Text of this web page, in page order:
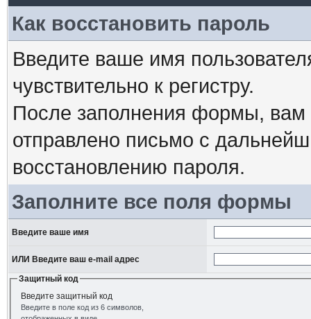
Как восстановить пароль
Введите ваше имя
чувствительно к регистру.
После заполнения формы, вам
отправлено письмо с
восстановлению пароля.
Заполните все поля формы
Введите ваше имя
ИЛИ Введите ваш e-mail адрес
Защитный код
Введите защитный код
Введите в поле код из 6 символов,